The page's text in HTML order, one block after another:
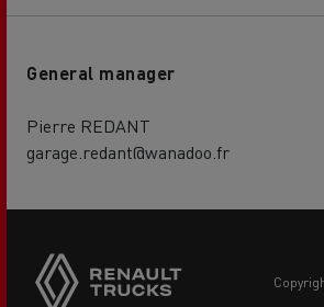
General manager
Pierre REDANT
garage.redant@wanadoo.fr